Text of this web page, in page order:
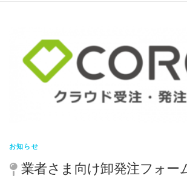
お知らせ
業者さま向け卸発注フォー